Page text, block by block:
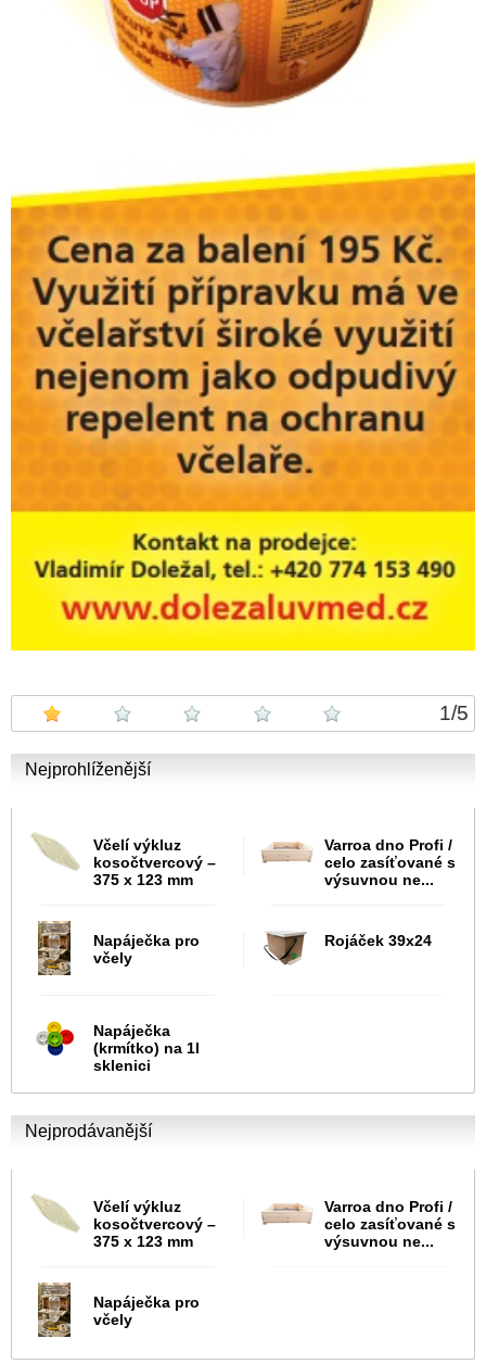
1/5
Nejprohlíženější
Včelí výkluz
kosočtvercový –
375 x 123 mm
Varroa dno Profi /
celo zasíťované s
výsuvnou ne...
Napáječka pro
včely
Rojáček 39x24
Napáječka
(krmítko) na 1l
sklenici
Nejprodávanější
Včelí výkluz
kosočtvercový –
375 x 123 mm
Varroa dno Profi /
celo zasíťované s
výsuvnou ne...
Napáječka pro
včely